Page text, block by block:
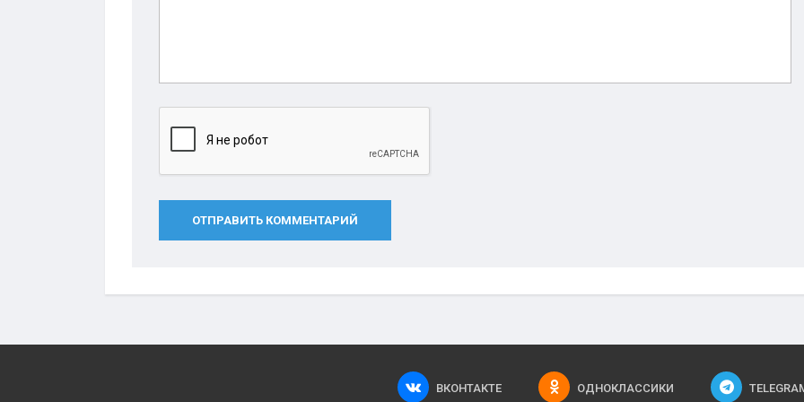
ОТПРАВИТЬ КОММЕНТАРИЙ
ВКОНТАКТЕ ОДНОКЛАССИКИ